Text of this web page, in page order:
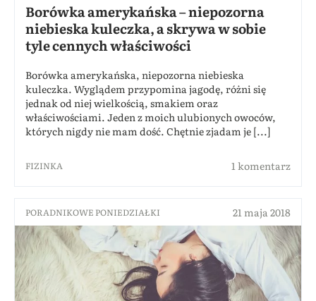
Borówka amerykańska – niepozorna
niebieska kuleczka, a skrywa w sobie
tyle cennych właściwości
Borówka amerykańska, niepozorna niebieska
kuleczka. Wyglądem przypomina jagodę, różni się
jednak od niej wielkością, smakiem oraz
właściwościami. Jeden z moich ulubionych owoców,
których nigdy nie mam dość. Chętnie zjadam je [...]
FIZINKA 1 komentarz
PORADNIKOWE PONIEDZIAŁKI 21 maja 2018